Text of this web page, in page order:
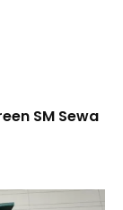
SM Sewa